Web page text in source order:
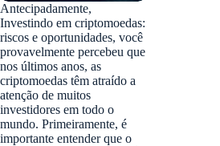
Antecipadamente,
Investindo em criptomoedas:
riscos e oportunidades, você
provavelmente percebeu que
nos últimos anos, as
criptomoedas têm atraído a
atenção de muitos
investidores em todo o
mundo. Primeiramente, é
importante entender que o